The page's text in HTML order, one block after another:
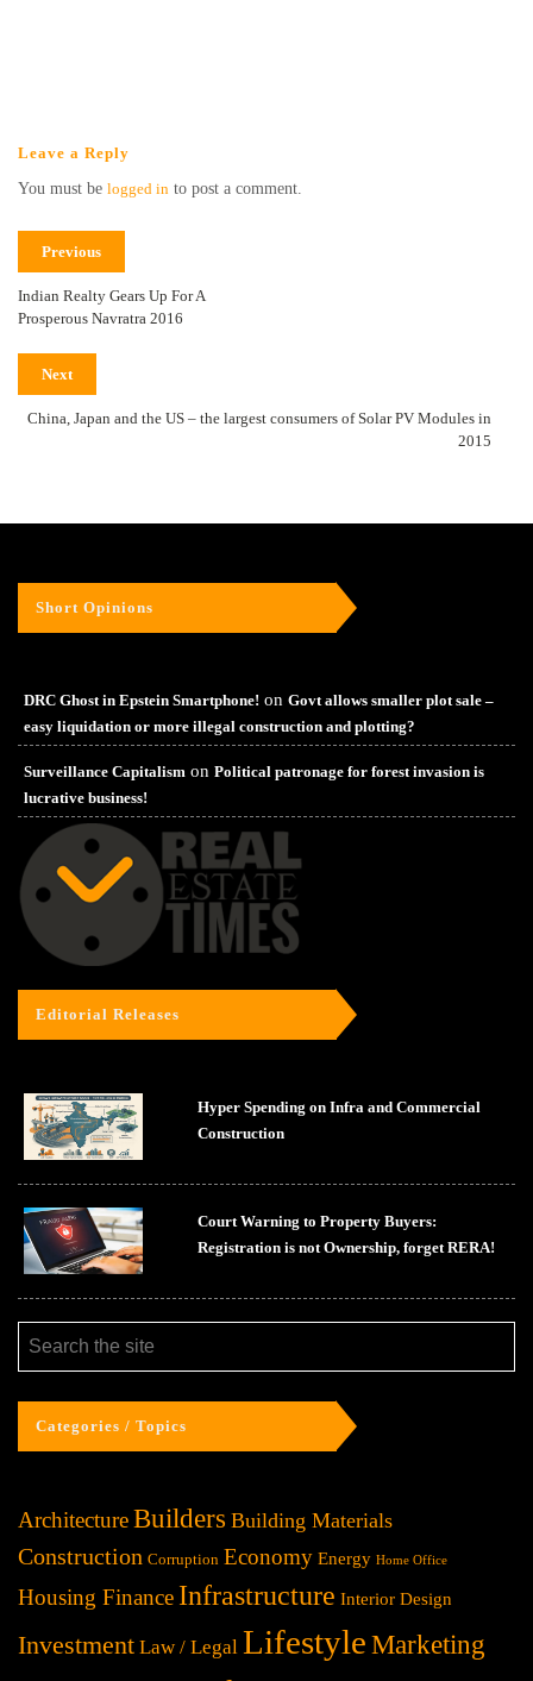
Leave a Reply
You must be logged in to post a comment.
Previous
Indian Realty Gears Up For A
Prosperous Navratra 2016
Next
China, Japan and the US – the largest consumers of Solar PV Modules in
2015
Short Opinions
DRC Ghost in Epstein Smartphone! on Govt allows smaller plot sale –
easy liquidation or more illegal construction and plotting?
Surveillance Capitalism on Political patronage for forest invasion is
lucrative business!
Editorial Releases
Hyper Spending on Infra and Commercial
Construction
Court Warning to Property Buyers:
Registration is not Ownership, forget RERA!
Categories / Topics
ArchitectureBuilders Building Materials
Construction Corruption Economy Energy Home Office
Housing Finance Infrastructure Interior Design
Investment Law / Legal Lifestyle Marketing